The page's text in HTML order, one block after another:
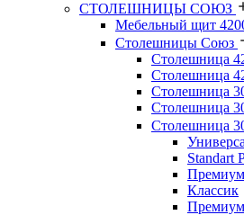
СТОЛЕШНИЦЫ СОЮЗ
Мебельный щит
Столешницы Союз
Столешница
Столешница
Столешница
Столешница
Столешница
Standart
Классик
Премиум